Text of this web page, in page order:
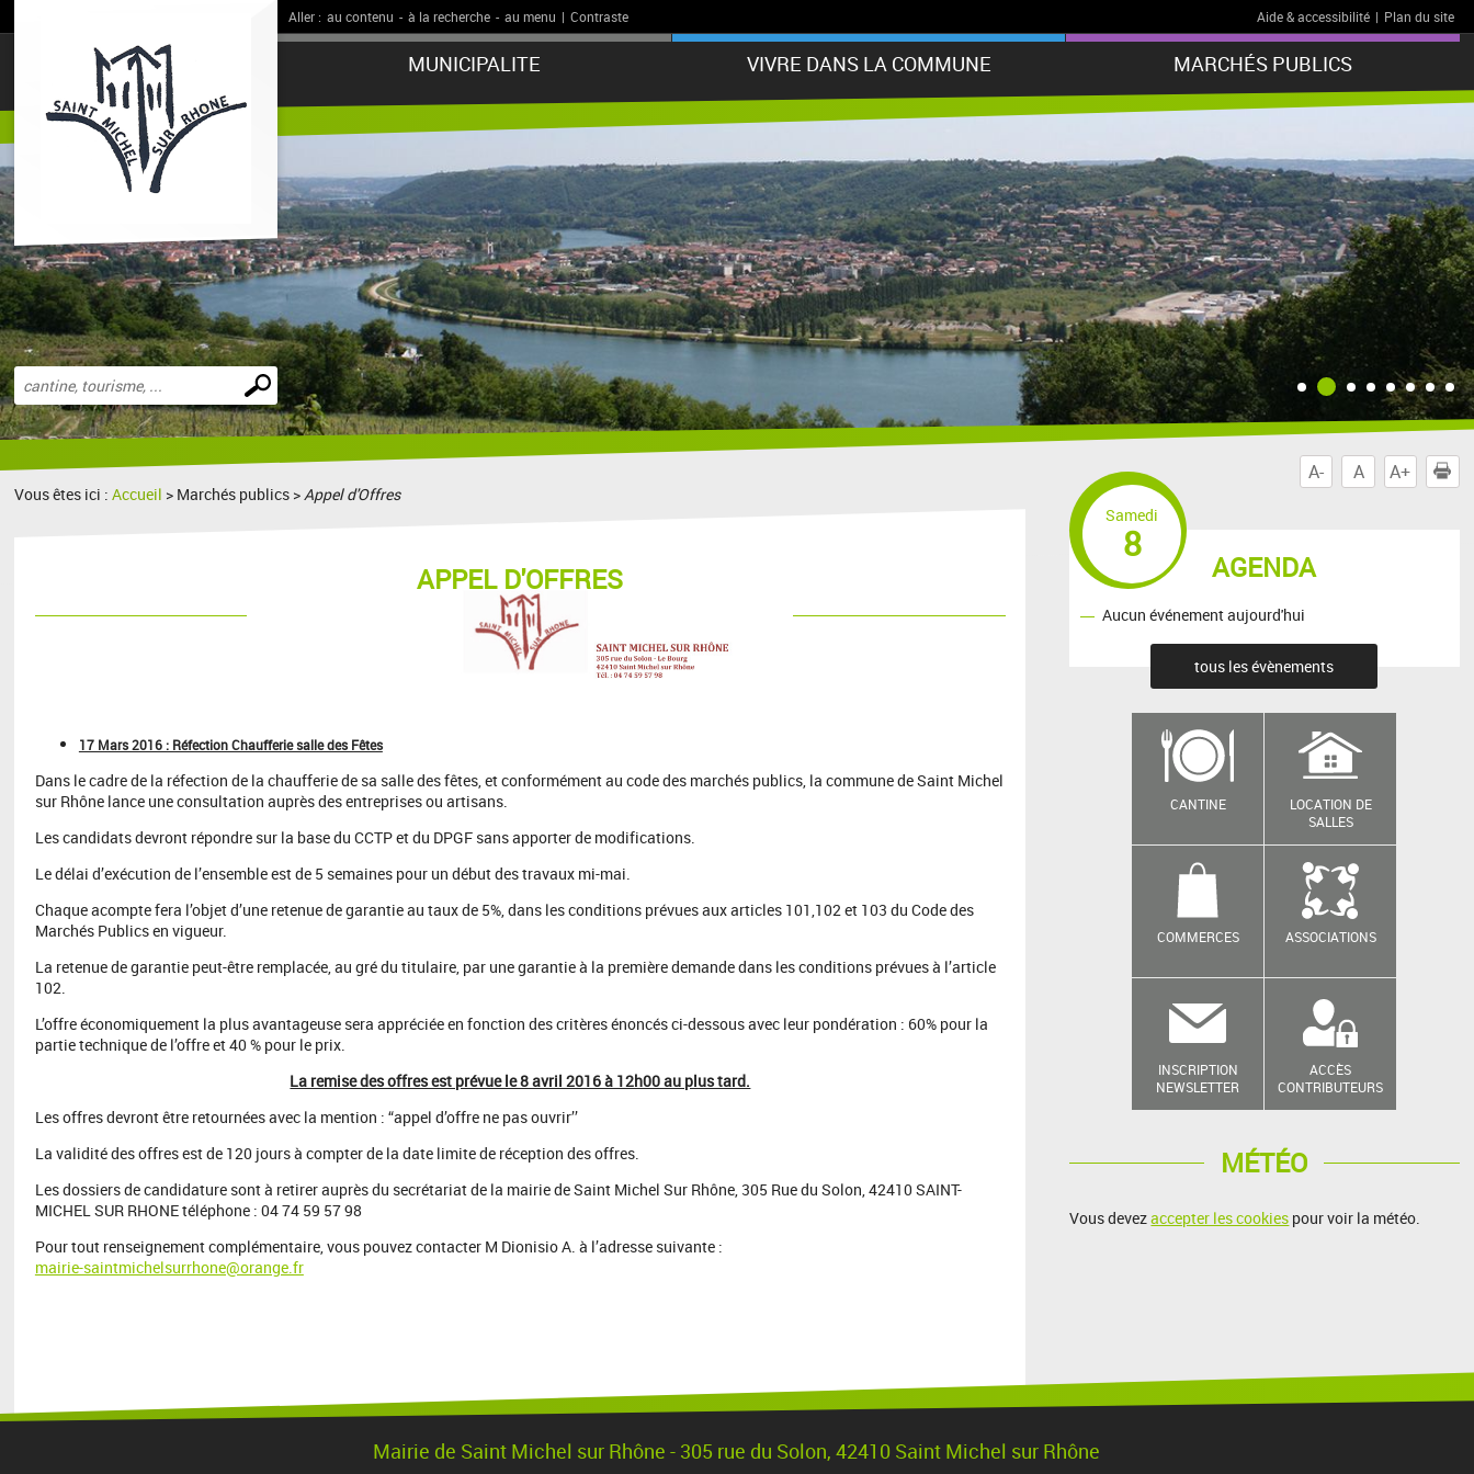
Aller : au contenu - à la recherche - au menu | Contraste Aide & accessibilité | Plan du site
MUNICIPALITE VIVRE DANS LA COMMUNE MARCHÉS PUBLICS
Effectuer
une
recherche
A- A A+
Vous êtes ici :Accueil > Marchés publics >Appel d'Offres
APPEL D'OFFRES
17 Mars 2016 : Réfection Chaufferie salle des Fêtes
Dans le cadre de la réfection de la chaufferie de sa salle des fêtes, et conformément au code des marchés publics, la commune de Saint Michel
sur Rhône lance une consultation auprès des entreprises ou artisans.
Les candidats devront répondre sur la base du CCTP et du DPGF sans apporter de modifications.
Le délai d’exécution de l’ensemble est de 5 semaines pour un début des travaux mi-mai.
Chaque acompte fera l’objet d’une retenue de garantie au taux de 5%, dans les conditions prévues aux articles 101,102 et 103 du Code des
Marchés Publics en vigueur.
La retenue de garantie peut-être remplacée, au gré du titulaire, par une garantie à la première demande dans les conditions prévues à l’article
102.
L’offre économiquement la plus avantageuse sera appréciée en fonction des critères énoncés ci-dessous avec leur pondération : 60% pour la
partie technique de l’offre et 40 % pour le prix.
La remise des offres est prévue le 8 avril 2016 à 12h00 au plus tard.
Les offres devront être retournées avec la mention : “appel d’offre ne pas ouvrir’’
La validité des offres est de 120 jours à compter de la date limite de réception des offres.
Les dossiers de candidature sont à retirer auprès du secrétariat de la mairie de Saint Michel Sur Rhône, 305 Rue du Solon, 42410 SAINT-
MICHEL SUR RHONE téléphone : 04 74 59 57 98
Pour tout renseignement complémentaire, vous pouvez contacter M Dionisio A. à l’adresse suivante :
mairie-saintmichelsurrhone@orange.fr
AGENDA
Samedi
8
Aucun événement aujourd'hui
tous les évènements
CANTINE
LOCATION DE
SALLES
COMMERCES ASSOCIATIONS
INSCRIPTION
NEWSLETTER
ACCÈS
CONTRIBUTEURS
MÉTÉO
Vous devezaccepter les cookies pour voir la météo.
Mairie de Saint Michel sur Rhône - 305 rue du Solon, 42410 Saint Michel sur Rhône